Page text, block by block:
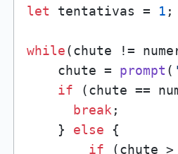
let tentativas = 1 ;
while(chute !=
    chute =
prompt (
if (chute ==
break;
    }
else {
if (chute >